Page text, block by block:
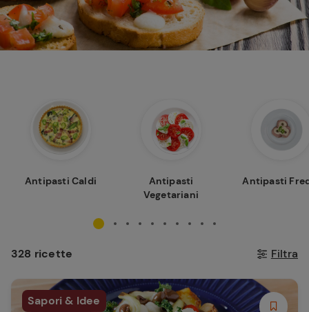
Antipasti Caldi
Antipasti
Vegetariani
Antipasti
328 ricette Filtra
Sapori & Idee